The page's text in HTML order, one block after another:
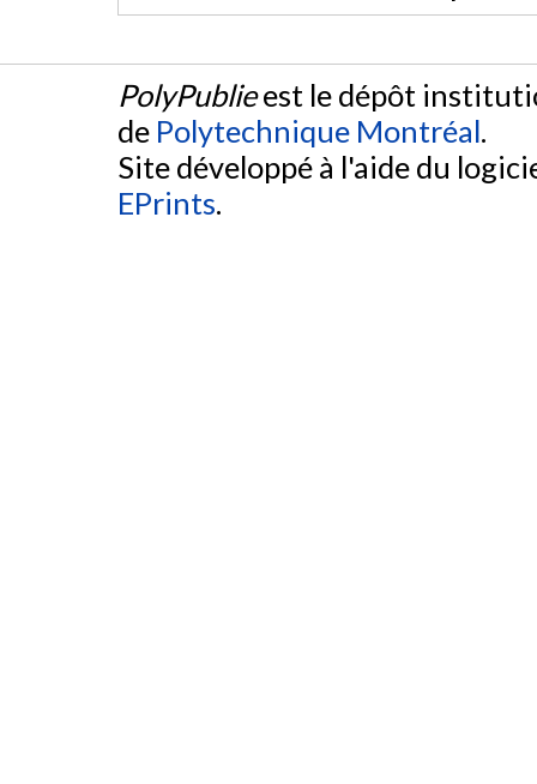
PolyPublieest le dépôt
de Polytechnique Montréal.
Site développé à l'aide du
EPrints.